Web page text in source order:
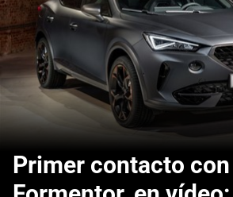
Primer contacto con